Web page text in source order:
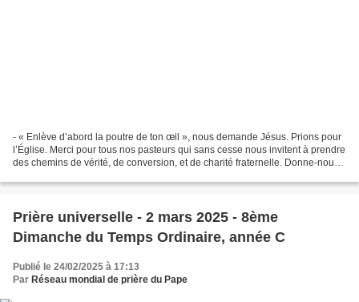
- « Enlève d’abord la poutre de ton œil », nous demande Jésus. Prions pour
l’Église. Merci pour tous nos pasteurs qui sans cesse nous invitent à prendre
des chemins de vérité, de conversion, et de charité fraternelle. Donne-nous
Prière universelle - 2 mars 2025 - 8ème
Dimanche du Temps Ordinaire, année C
Publié le 24/02/2025 à 17:13
Par Réseau mondial de prière du Pape